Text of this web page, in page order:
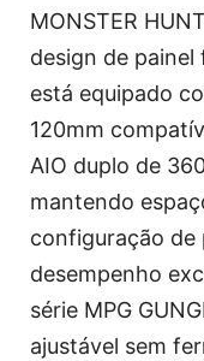
MONSTER
design de
está equipado
120mm
AIO duplo de
mantendo
configuração
desempenho
série MPG
ajustável sem